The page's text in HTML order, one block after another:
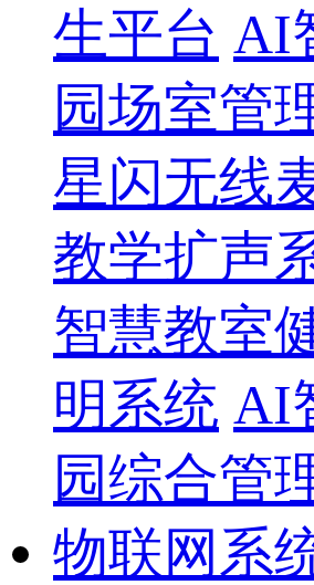
生平台 AI
园场室管
星闪无线
教学扩声
智慧教室
明系统 AI
园综合管
物联网系